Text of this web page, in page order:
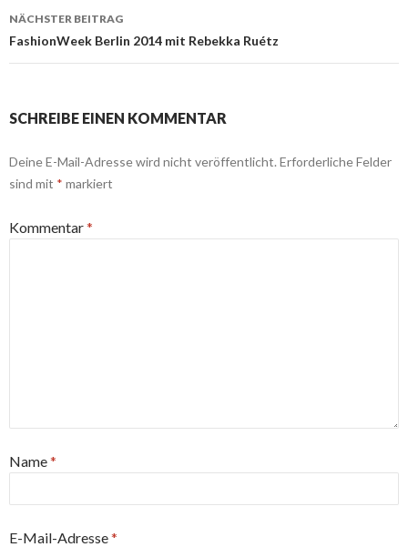
NÄCHSTER BEITRAG
FashionWeek Berlin 2014 mit Rebekka Ruétz
SCHREIBE EINEN KOMMENTAR
Deine E-Mail-Adresse wird nicht veröffentlicht. Erforderliche Felder
sind mit * markiert
Kommentar*
Name*
E-Mail-Adresse*